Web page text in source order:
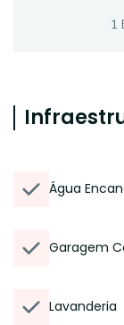
1
Água
Garagem
Lavanderia